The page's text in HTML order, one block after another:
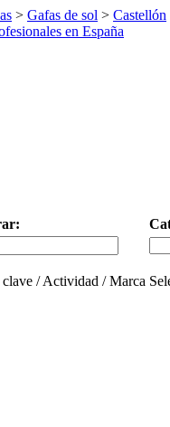
> Gafas de sol > Castellón
clave / Actividad / Marca